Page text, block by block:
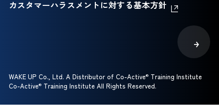
カスタマーハラスメントに対する基本方針
WAKE UP Co., Ltd. A Distributor of Co-Active®Training Institute
Co-Active®Training Institute All Rights Reserved.